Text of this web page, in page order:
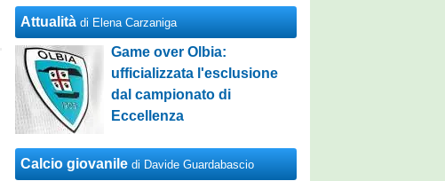
Attualità di Elena Carzaniga
Game over Olbia:
ufficializzata l'esclusione
dal campionato di
Eccellenza
Calcio giovanile di Davide Guardabascio